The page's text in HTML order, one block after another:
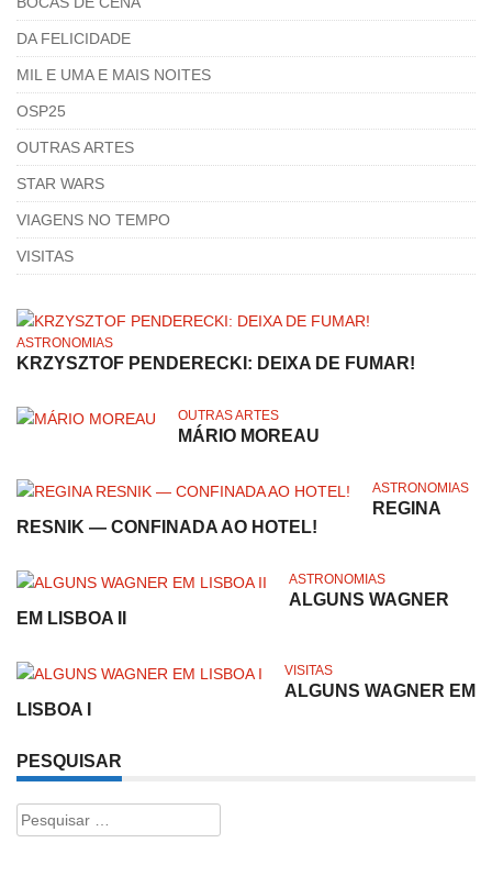
DA FELICIDADE
MIL E UMA E MAIS NOITES
OSP25
OUTRAS ARTES
STAR WARS
VIAGENS NO TEMPO
VISITAS
ASTRONOMIAS
KRZYSZTOF PENDERECKI: DEIXA DE FUMAR!
OUTRAS ARTES
MÁRIO MOREAU
ASTRONOMIAS
REGINA
RESNIK — CONFINADA AO HOTEL!
ASTRONOMIAS
ALGUNS WAGNER
EM LISBOA II
VISITAS
ALGUNS WAGNER EM
LISBOA I
PESQUISAR
Pesquisar
por: